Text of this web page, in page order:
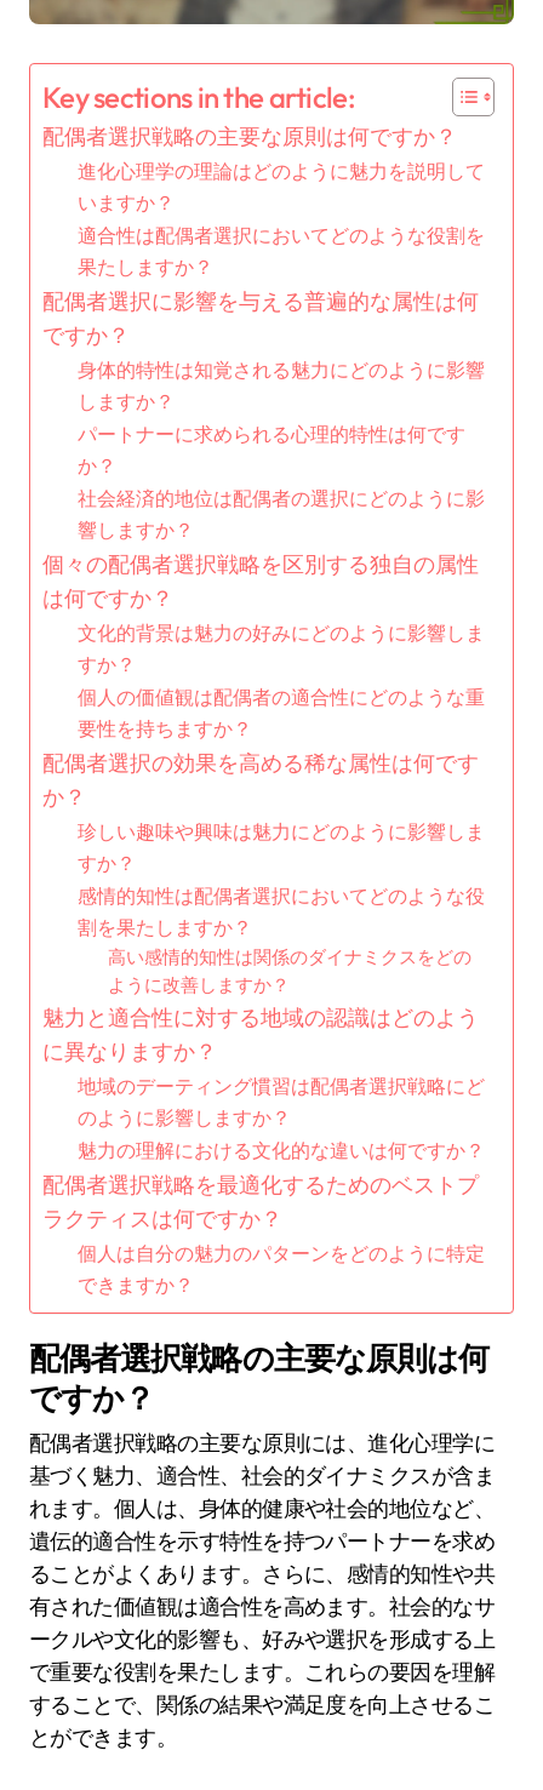
Key sections in the article:
配偶者選択戦略の主要な原則は何ですか？
進化心理学の理論はどのように魅力を説明して
いますか？
適合性は配偶者選択においてどのような役割を
果たしますか？
配偶者選択に影響を与える普遍的な属性は何
ですか？
身体的特性は知覚される魅力にどのように影響
しますか？
パートナーに求められる心理的特性は何です
か？
社会経済的地位は配偶者の選択にどのように影
響しますか？
個々の配偶者選択戦略を区別する独自の属性
は何ですか？
文化的背景は魅力の好みにどのように影響しま
すか？
個人の価値観は配偶者の適合性にどのような重
要性を持ちますか？
配偶者選択の効果を高める稀な属性は何です
か？
珍しい趣味や興味は魅力にどのように影響しま
すか？
感情的知性は配偶者選択においてどのような役
割を果たしますか？
高い感情的知性は関係のダイナミクスをどの
ように改善しますか？
魅力と適合性に対する地域の認識はどのよう
に異なりますか？
地域のデーティング慣習は配偶者選択戦略にど
のように影響しますか？
魅力の理解における文化的な違いは何ですか？
配偶者選択戦略を最適化するためのベストプ
ラクティスは何ですか？
個人は自分の魅力のパターンをどのように特定
できますか？
配偶者選択戦略の主要な原則は何
ですか？
配偶者選択戦略の主要な原則には、進化心理学に
基づく魅力、適合性、社会的ダイナミクスが含ま
れます。個人は、身体的健康や社会的地位など、
遺伝的適合性を示す特性を持つパートナーを求め
ることがよくあります。さらに、感情的知性や共
有された価値観は適合性を高めます。社会的なサ
ークルや文化的影響も、好みや選択を形成する上
で重要な役割を果たします。これらの要因を理解
することで、関係の結果や満足度を向上させるこ
とができます。